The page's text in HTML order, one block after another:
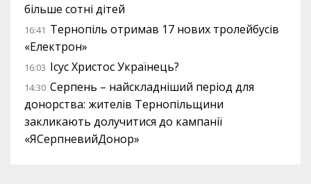
більше сотні дітей
16:41 Тернопіль отримав 17 нових тролейбусів
«Електрон»
16:03 Ісус Христос Українець?
14:30 Серпень – найскладніший період для
донорства: жителів Тернопільщини
закликають долучитися до кампанії
«ЯСерпневийДонор»